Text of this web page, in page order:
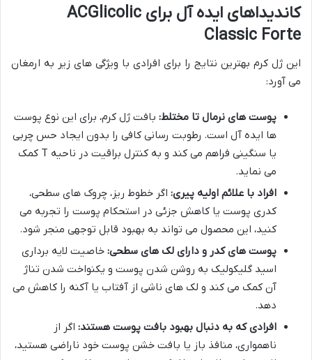
کاندیداهای ایده آل برای ACGlicolic
Classic Forte
این ژل کرم بهترین نتایج را برای افرادی با ویژگی های زیر به ارمغان
می آورد:
پوست های نرمال تا مختلط: بافت ژل کرم، برای این نوع پوست
ها ایده آل است. رطوبت رسانی کافی را بدون ایجاد حس چربی
یا سنگینی فراهم می کند و به کنترل براقیت در ناحیه T کمک
می نماید.
افراد با علائم اولیه پیری: اگر خطوط ریز، چروک های سطحی،
کدری پوست یا کاهش جزئی در استحکام پوست را تجربه می
کنید، این محصول می تواند به بهبود قابل توجهی منجر شود.
پوست های کدر و دارای لک های سطحی: خاصیت لایه برداری
اسید گلیکولیک به روشن شدن پوست و یکنواخت شدن تناژ
آن کمک می کند و لک های ناشی از آفتاب یا آکنه را کاهش می
دهد.
افرادی که به دنبال بهبود بافت پوست هستند: اگر از
ناهمواری، منافذ باز یا بافت خشن پوست خود ناراضی هستید،